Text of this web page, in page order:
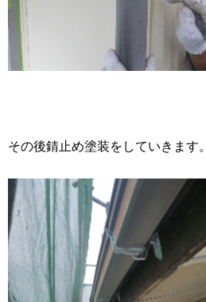
その後錆止め塗装をしていきます。